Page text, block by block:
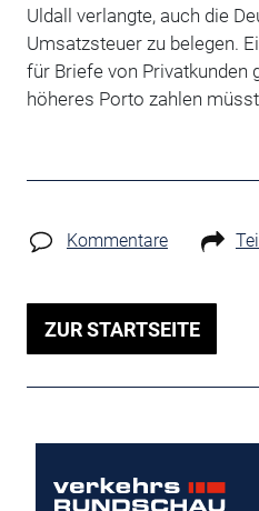
Uldall verlangte, auch die
Umsatzsteuer zu belegen.
für Briefe von Privatkunden
höheres Porto zahlen
Kommentare
ZUR STARTSEITE